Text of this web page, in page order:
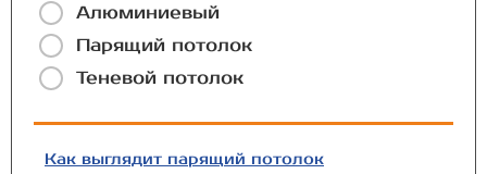
Алюминиевый
Парящий потолок
Теневой потолок
Как выглядит парящий потолок